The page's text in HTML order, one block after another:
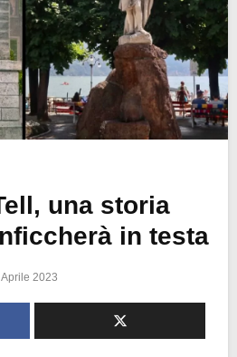
una storia
in testa
2023